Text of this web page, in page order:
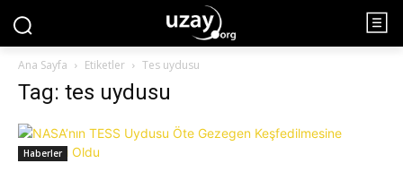
Ana Sayfa Etiketler Tes uydusu
Tag: tes uydusu
Haberler